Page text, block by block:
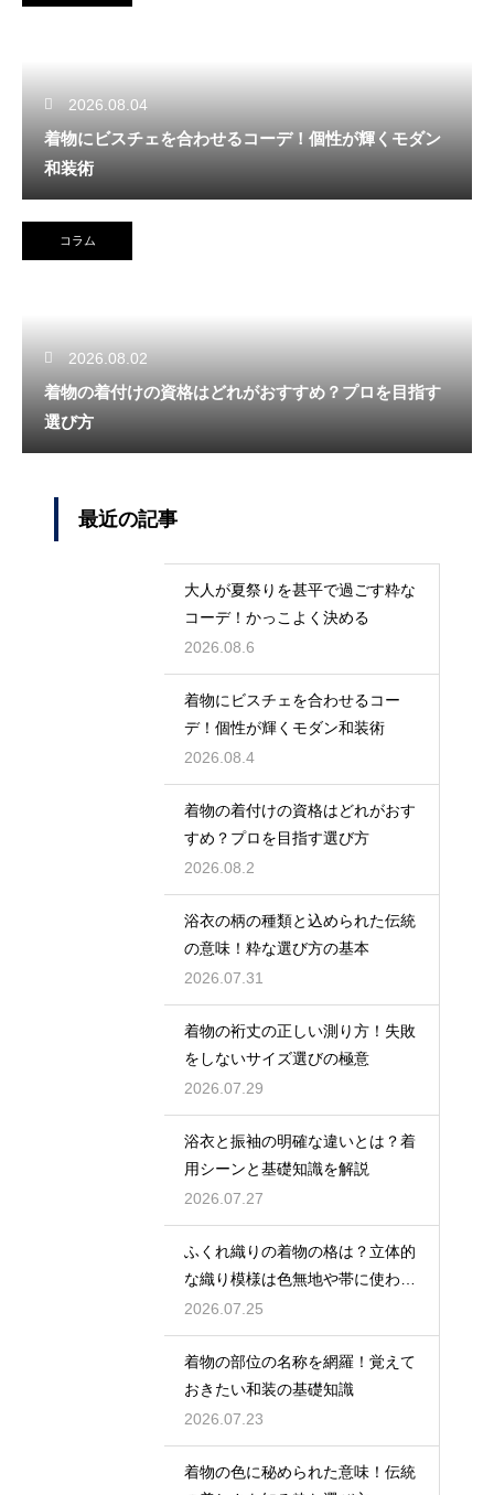
2026.08.04
着物にビスチェを合わせるコーデ！個性が輝くモダン
和装術
コラム
2026.08.02
着物の着付けの資格はどれがおすすめ？プロを目指す
選び方
最近の記事
大人が夏祭りを甚平で過ごす粋な
コーデ！かっこよく決める
2026.08.6
着物にビスチェを合わせるコー
デ！個性が輝くモダン和装術
2026.08.4
着物の着付けの資格はどれがおす
すめ？プロを目指す選び方
2026.08.2
浴衣の柄の種類と込められた伝統
の意味！粋な選び方の基本
2026.07.31
着物の裄丈の正しい測り方！失敗
をしないサイズ選びの極意
2026.07.29
浴衣と振袖の明確な違いとは？着
用シーンと基礎知識を解説
2026.07.27
ふくれ織りの着物の格は？立体的
な織り模様は色無地や帯に使われ
格は控えめ
2026.07.25
着物の部位の名称を網羅！覚えて
おきたい和装の基礎知識
2026.07.23
着物の色に秘められた意味！伝統